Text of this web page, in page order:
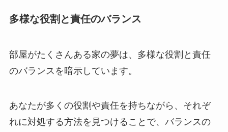
多様な役割と責任のバランス
部屋がたくさんある家の夢は、多様な役割と責任
のバランスを暗示しています。
あなたが多くの役割や責任を持ちながら、それぞ
れに対処する方法を見つけることで、バランスの